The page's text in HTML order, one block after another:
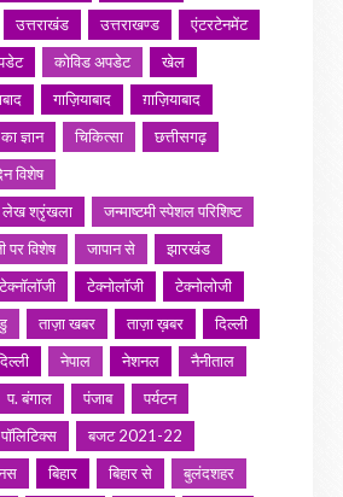
उत्तराखंड उत्तराखण्ड
एंटरटेनमेंट
कोविड अपडेट
खेल
गाज़ियाबाद
ग़ाज़ियाबाद
ज्ञान चिकित्सा
छत्तीसगढ़
विशेष
लेख श्रृंखला
जन्माष्टमी स्पेशल परिशिष्ट
पर विशेष जापान से
झारखंड
टेक्नॉलॉजी टेक्नोलॉजी
टेक्नोलोजी
ताज़ा खबर ताज़ा ख़बर
दिल्ली
नेपाल नेशनल
नैनीताल
प. बंगाल पंजाब
पर्यटन
पॉलिटिक्स
बजट 2021-22
बिहार बिहार से
बुलंदशहर